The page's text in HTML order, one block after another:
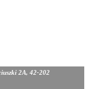
2A, 42-202